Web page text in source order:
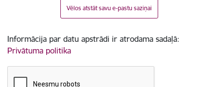
Vēlos atstāt savu e-pastu saziņai
Informācija par datu apstrādi ir atrodama sadaļā:
Privātuma politika